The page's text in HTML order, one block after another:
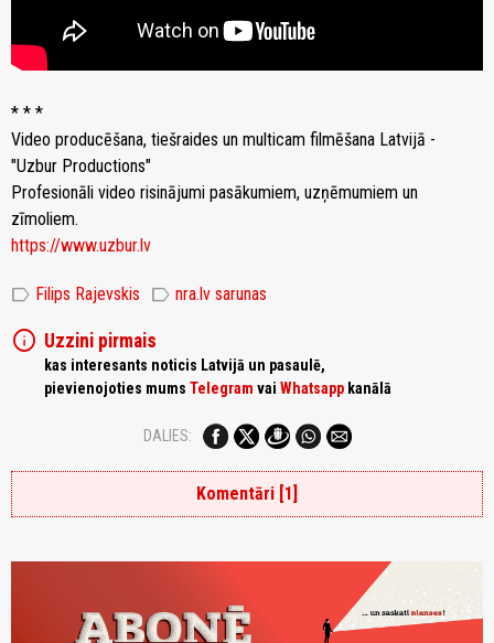
* * *
Video producēšana, tiešraides un multicam filmēšana Latvijā -
"Uzbur Productions"
Profesionāli video risinājumi pasākumiem, uzņēmumiem un
zīmoliem.
https://www.uzbur.lv
label Filips Rajevskis label nra.lv sarunas
info Uzzini pirmais
kas interesants noticis Latvijā un pasaulē,
pievienojoties mums Telegram vai Whatsapp kanālā
DALIES:
Komentāri [1]